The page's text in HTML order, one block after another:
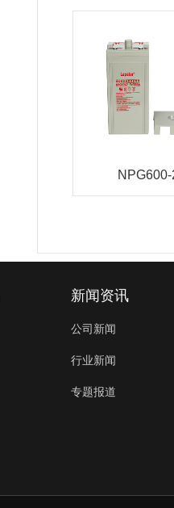
NPG600-
新闻资讯
公司新闻
行业新闻
专题报道